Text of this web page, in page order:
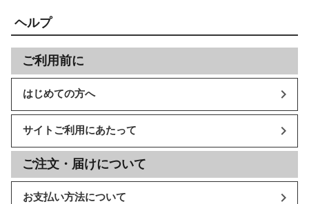
ヘルプ
ご利用前に
はじめての方へ
サイトご利用にあたって
ご注文・届けについて
お支払い方法について